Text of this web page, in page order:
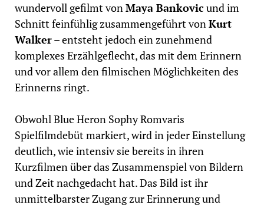
wundervoll gefilmt vonMaya Bankovic und im
Schnitt feinfühlig zusammengeführt vonKurt
Walker– entsteht jedoch ein zunehmend
komplexes Erzählgeflecht, das mit dem Erinnern
und vor allem den filmischen Möglichkeiten des
Erinnerns ringt.
Obwohl Blue Heron Sophy Romvaris
Spielfilmdebüt markiert, wird in jeder Einstellung
deutlich, wie intensiv sie bereits in ihren
Kurzfilmen über das Zusammenspiel von Bildern
und Zeit nachgedacht hat. Das Bild ist ihr
unmittelbarster Zugang zur Erinnerung und